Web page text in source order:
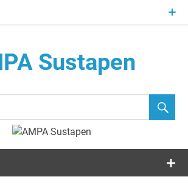
Sustapen
de Padres-Madres de Alumnos del I.E.S.